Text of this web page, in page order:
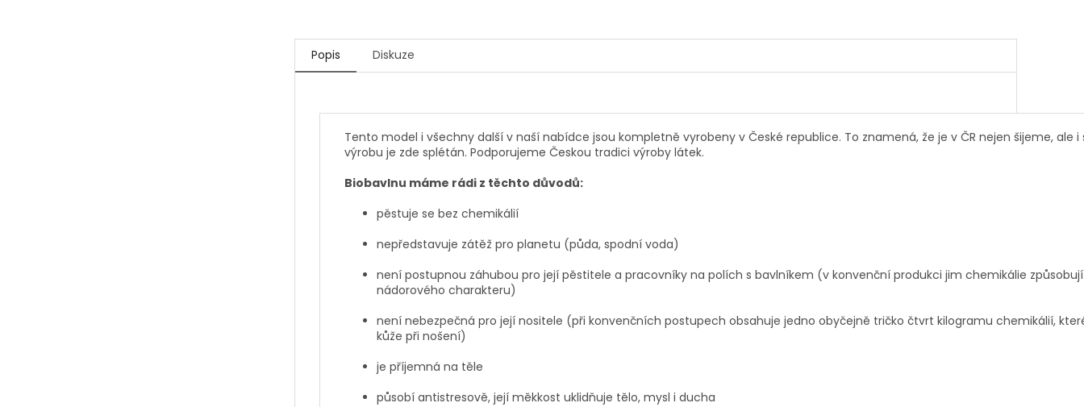
Popis Diskuze
Tento model i všechny další v naší nabídce jsou kompletně vyrobeny v České republice. To znamená, že je v ČR nejen šijeme, ale
výrobu je zde splétán. Podporujeme Českou tradici výroby látek.
Biobavlnu máme rádi z těchto důvodů:
pěstuje se bez chemikálií
nepředstavuje zátěž pro planetu (půda, spodní voda)
není postupnou záhubou pro její pěstitele a pracovníky na polích s bavlníkem (v konvenční produkci jim chemikálie
nádorového charakteru)
není nebezpečná pro její nositele (při konvenčních postupech obsahuje jedno obyčejně tričko čtvrt kilogramu chemikálií,
kůže při nošení)
je příjemná na těle
působí antistresově, její měkkost uklidňuje tělo, mysl i ducha